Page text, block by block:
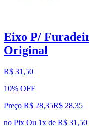
Eixo P/
Original
R$ 31,50
10% OFF
Preço R$ 28,35R$ 28,35
no Pix Ou 1x de R$ 31,50